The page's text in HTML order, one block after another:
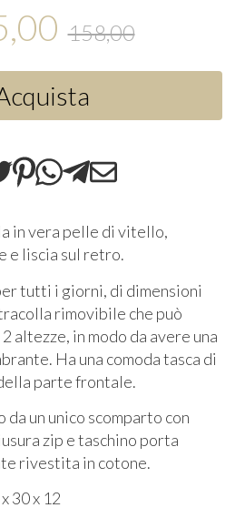
158,00
in vera pelle di vitello,
e liscia sul retro.
tutti i giorni, di dimensioni
rimovibile che può
altezze, in modo da avere una
Ha una comoda tasca di
parte frontale.
da un unico scomparto con
zip e taschino porta
rivestita in cotone.
30 x 12